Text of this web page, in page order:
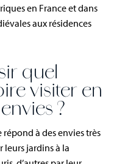
en France et dans
aux résidences
quel
visiter en
?
à des envies très
leurs jardins à la